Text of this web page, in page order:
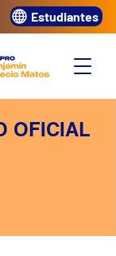
Estudiantes
OFICIAL